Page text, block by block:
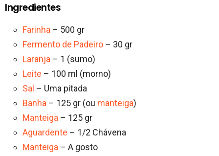
Ingredientes
Farinha – 500 gr
Fermento de Padeiro – 30 gr
Laranja – 1 (sumo)
Leite – 100 ml (morno)
Sal – Uma pitada
Banha – 125 gr (ou manteiga)
Manteiga – 125 gr
Aguardente – 1/2 Chávena
Manteiga – A gosto